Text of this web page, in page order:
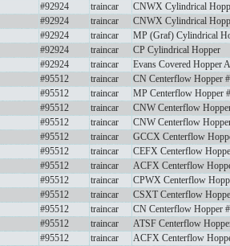
#92924 traincar
CNWX Cylindrical
#92924 traincar
CNWX Cylindrical
#92924 traincar
MP (Graf) Cylindrical
#92924 traincar
CP Cylindrical Hopper
#92924 traincar
Evans Covered Hopper
#95512 traincar
CN Centerflow Hopper
#95512 traincar
MP Centerflow Hopper
#95512 traincar
CNW Centerflow
#95512 traincar
CNW Centerflow
#95512 traincar
GCCX Centerflow
#95512 traincar
CEFX Centerflow
#95512 traincar
ACFX Centerflow
#95512 traincar
CPWX Centerflow
#95512 traincar
CSXT Centerflow
#95512 traincar
CN Centerflow Hopper
#95512 traincar
ATSF Centerflow
#95512 traincar
ACFX Centerflow